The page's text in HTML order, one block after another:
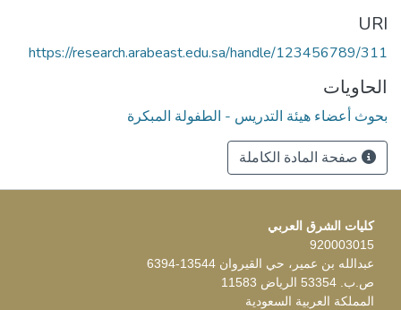
URI
https://research.arabeast.edu.sa/handle/123456789/311
الحاويات
بحوث أعضاء هيئة التدريس - الطفولة المبكرة
صفحة المادة الكاملة
كليات الشرق العربي
920003015
عبدالله بن عمير، حي القيروان 13544-6394
ص.ب. 53354 الرياض 11583
المملكة العربية السعودية